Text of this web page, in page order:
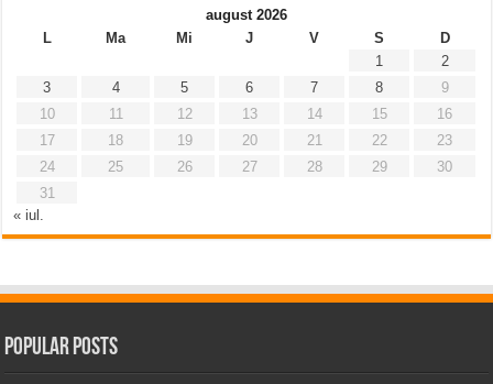
august 2026
L
Ma Mi J V S
D
1
2
3
4 5 6 7 8
9
10
11 12 13 14 15
16
17
18 19 20 21 22
23
24
25 26 27 28 29
30
31
« iul.
Popular Posts